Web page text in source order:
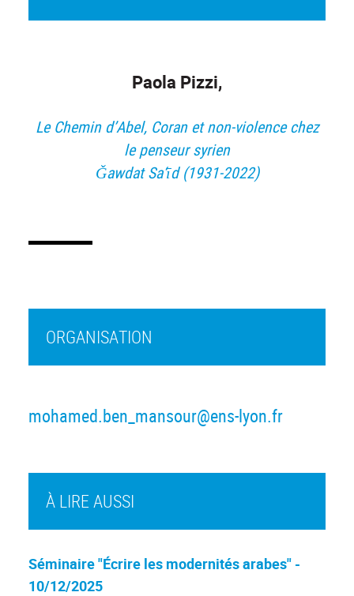
Paola Pizzi,
Le Chemin d’Abel, Coran et non-violence chez
le penseur syrien
Ǧawdat Sa‘īd (1931-2022)
À LIRE AUSSI
Séminaire "Écrire les modernités arabes" -
10/12/2025
ORGANISATION
mohamed.ben_mansour@ens-lyon.fr